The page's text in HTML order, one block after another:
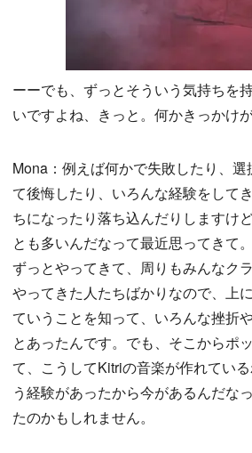
ーーでも、ずっとそういう気持ちを
いですよね、きっと。何かきっかけ
Mona：例えば何かで失敗したり、
て後悔したり、いろんな経験をして
ちになったり落ち込んだりしますけ
とも多いんだなって最近思ってきて
ずっとやってきて、周りもみんなク
やってきた人たちばかりなので、上
ていうことを知って、いろんな挫折
とあったんです。でも、そこからポ
て、こうしてKitriの音楽が作れてい
う経験があったから今があるんだな
たのかもしれません。